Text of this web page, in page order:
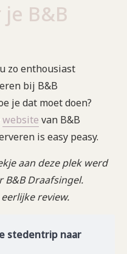
B&B
zo enthousiast
bij B&B
je dat moet doen?
website van B&B
is easy peasy.
aan deze plek werd
Draafsingel.
review.
stedentrip naar